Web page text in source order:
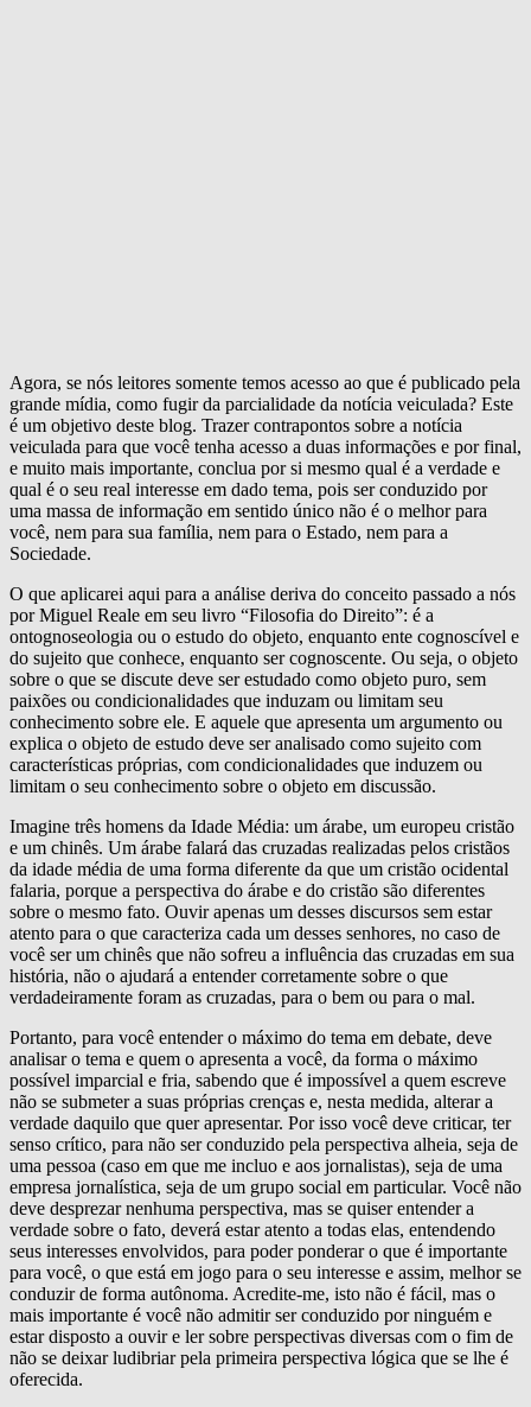
Agora, se nós leitores somente temos acesso ao que é publicado pela
grande mídia, como fugir da parcialidade da notícia veiculada? Este
é um objetivo deste blog. Trazer contrapontos sobre a notícia
veiculada para que você tenha acesso a duas informações e por final,
e muito mais importante, conclua por si mesmo qual é a verdade e
qual é o seu real interesse em dado tema, pois ser conduzido por
uma massa de informação em sentido único não é o melhor para
você, nem para sua família, nem para o Estado, nem para a
Sociedade.
O que aplicarei aqui para a análise deriva do conceito passado a nós
por Miguel Reale em seu livro “Filosofia do Direito”: é a
ontognoseologia ou o estudo do objeto, enquanto ente cognoscível e
do sujeito que conhece, enquanto ser cognoscente. Ou seja, o objeto
sobre o que se discute deve ser estudado como objeto puro, sem
paixões ou condicionalidades que induzam ou limitam seu
conhecimento sobre ele. E aquele que apresenta um argumento ou
explica o objeto de estudo deve ser analisado como sujeito com
características próprias, com condicionalidades que induzem ou
limitam o seu conhecimento sobre o objeto em discussão.
Imagine três homens da Idade Média: um árabe, um europeu cristão
e um chinês. Um árabe falará das cruzadas realizadas pelos cristãos
da idade média de uma forma diferente da que um cristão ocidental
falaria, porque a perspectiva do árabe e do cristão são diferentes
sobre o mesmo fato. Ouvir apenas um desses discursos sem estar
atento para o que caracteriza cada um desses senhores, no caso de
você ser um chinês que não sofreu a influência das cruzadas em sua
história, não o ajudará a entender corretamente sobre o que
verdadeiramente foram as cruzadas, para o bem ou para o mal.
Portanto, para você entender o máximo do tema em debate, deve
analisar o tema e quem o apresenta a você, da forma o máximo
possível imparcial e fria, sabendo que é impossível a quem escreve
não se submeter a suas próprias crenças e, nesta medida, alterar a
verdade daquilo que quer apresentar. Por isso você deve criticar, ter
senso crítico, para não ser conduzido pela perspectiva alheia, seja de
uma pessoa (caso em que me incluo e aos jornalistas), seja de uma
empresa jornalística, seja de um grupo social em particular. Você não
deve desprezar nenhuma perspectiva, mas se quiser entender a
verdade sobre o fato, deverá estar atento a todas elas, entendendo
seus interesses envolvidos, para poder ponderar o que é importante
para você, o que está em jogo para o seu interesse e assim, melhor se
conduzir de forma autônoma. Acredite-me, isto não é fácil, mas o
mais importante é você não admitir ser conduzido por ninguém e
estar disposto a ouvir e ler sobre perspectivas diversas com o fim de
não se deixar ludibriar pela primeira perspectiva lógica que se lhe é
oferecida.